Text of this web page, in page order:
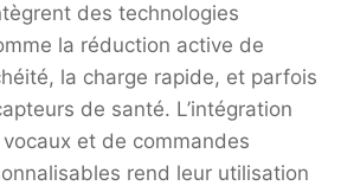
des technologies
la réduction active de
la charge rapide, et parfois
de santé. L’intégration
vocaux et de commandes
rend leur utilisation